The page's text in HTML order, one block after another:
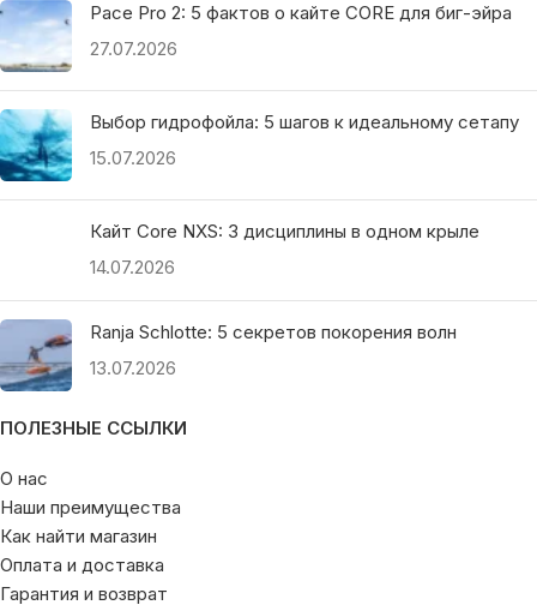
Pace Pro 2: 5 фактов о кайте CORE для биг-эйра
27.07.2026
Выбор гидрофойла: 5 шагов к идеальному сетапу
15.07.2026
Кайт Core NXS: 3 дисциплины в одном крыле
14.07.2026
Ranja Schlotte: 5 секретов покорения волн
13.07.2026
ПОЛЕЗНЫЕ ССЫЛКИ
О нас
Наши преимущества
Как найти магазин
Оплата и доставка
Гарантия и возврат